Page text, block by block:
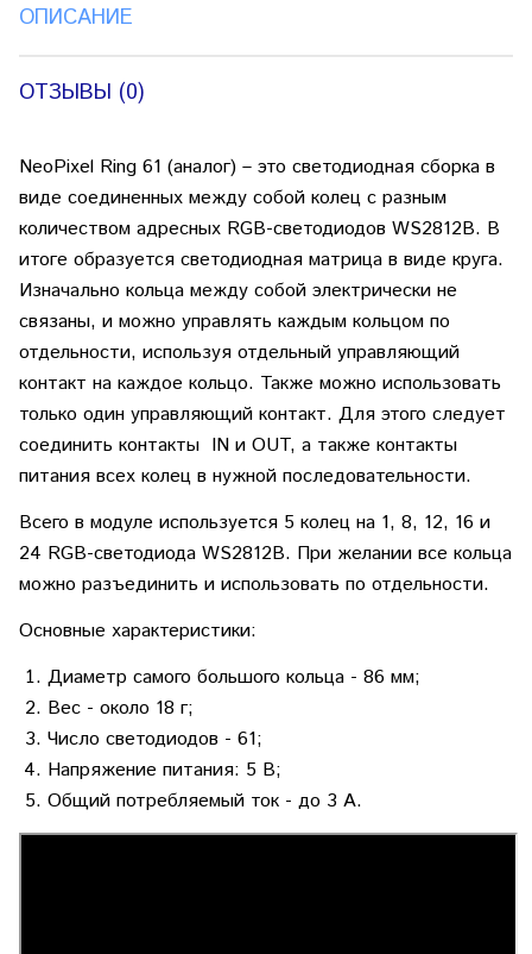
ОПИСАНИЕ
ОТЗЫВЫ (0)
NeoPixel Ring 61 (аналог) – это светодиодная сборка в
виде соединенных между собой колец с разным
количеством адресных RGB-светодиодов WS2812B. В
итоге образуется светодиодная матрица в виде круга.
Изначально кольца между собой электрически не
связаны, и можно управлять каждым кольцом по
отдельности, используя отдельный управляющий
контакт на каждое кольцо. Также можно использовать
только один управляющий контакт. Для этого следует
соединить контакты IN и OUT, а также контакты
питания всех колец в нужной последовательности.
Всего в модуле используется 5 колец на 1, 8, 12, 16 и
24 RGB-светодиода WS2812B. При желании все кольца
можно разъединить и использовать по отдельности.
Основные характеристики:
Диаметр самого большого кольца - 86 мм;
Вес - около 18 г;
Число светодиодов - 61;
Напряжение питания: 5 В;
Общий потребляемый ток - до 3 А.